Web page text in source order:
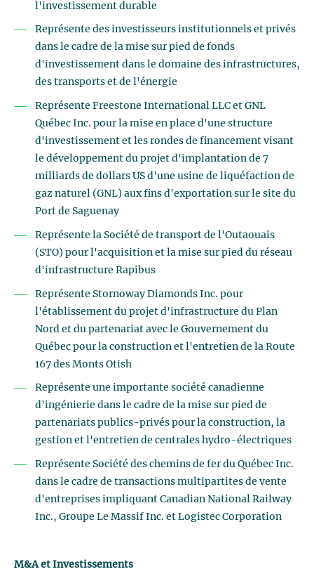
l'investissement durable
Représente des investisseurs institutionnels et privés
dans le cadre de la mise sur pied de fonds
d'investissement dans le domaine des infrastructures,
des transports et de l'énergie
Représente Freestone International LLC et GNL
Québec Inc. pour la mise en place d'une structure
d'investissement et les rondes de financement visant
le développement du projet d'implantation de 7
milliards de dollars US d'une usine de liquéfaction de
gaz naturel (GNL) aux fins d'exportation sur le site du
Port de Saguenay
Représente la Société de transport de l'Outaouais
(STO) pour l'acquisition et la mise sur pied du réseau
d'infrastructure Rapibus
Représente Stornoway Diamonds Inc. pour
l'établissement du projet d'infrastructure du Plan
Nord et du partenariat avec le Gouvernement du
Québec pour la construction et l'entretien de la Route
167 des Monts Otish
Représente une importante société canadienne
d'ingénierie dans le cadre de la mise sur pied de
partenariats publics-privés pour la construction, la
gestion et l'entretien de centrales hydro-électriques
Représente Société des chemins de fer du Québec Inc.
dans le cadre de transactions multipartites de vente
d'entreprises impliquant Canadian National Railway
Inc., Groupe Le Massif Inc. et Logistec Corporation
M&A et Investissements